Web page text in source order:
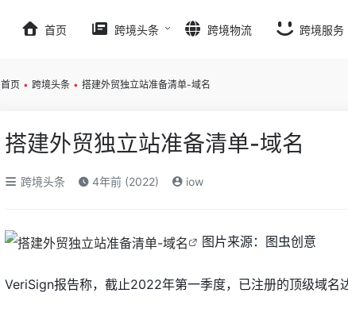
首页 跨境头条 跨境物流 跨境服务
首页 • 跨境头条 • 搭建外贸独立站准备清单-域名
搭建外贸独立站准备清单-域名
跨境头条 4年前 (2022) iow
图片来源：图虫创意
VeriSign报告称，截止2022年第一季度，已注册的顶级域名